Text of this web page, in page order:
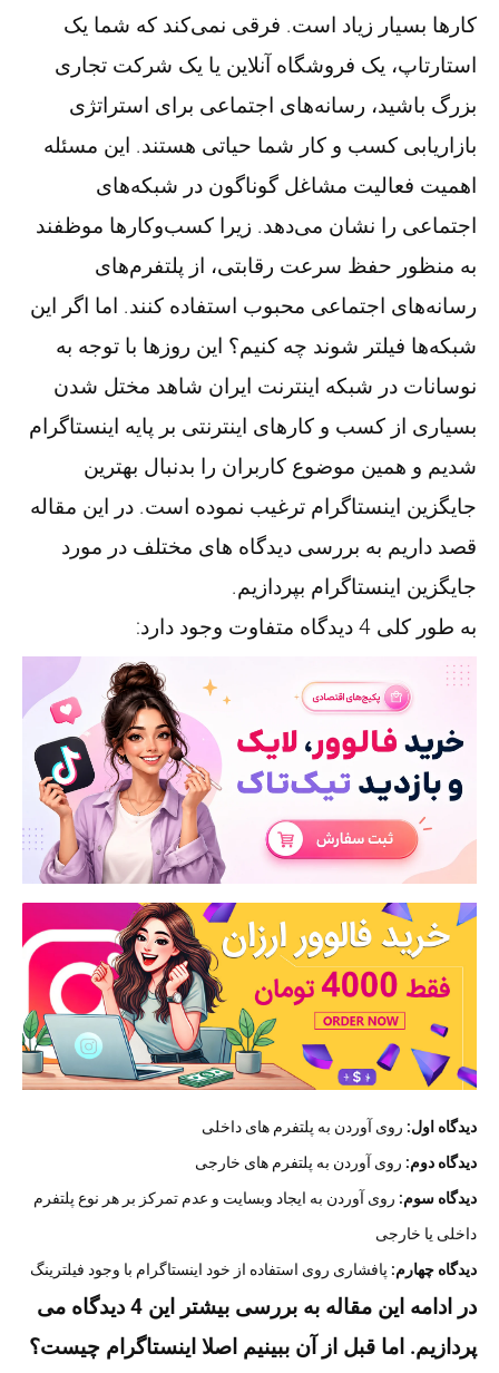
کارها بسیار زیاد است. فرقی نمی‌کند که شما یک
استارتاپ، یک فروشگاه آنلاین یا یک شرکت تجاری
بزرگ باشید، رسانه‌های اجتماعی برای استراتژی
بازاریابی کسب و کار شما حیاتی هستند. این مسئله
اهمیت فعالیت مشاغل گوناگون در شبکه‌های
اجتماعی را نشان می‌دهد. زیرا کسب‌وکارها موظفند
به منظور حفظ سرعت رقابتی، از پلتفرم‌های
رسانه‌های اجتماعی محبوب استفاده کنند. اما اگر این
شبکه‌ها فیلتر شوند چه کنیم؟ این روزها با توجه به
نوسانات در شبکه اینترنت ایران شاهد مختل شدن
بسیاری از کسب و کارهای اینترنتی بر پایه اینستاگرام
شدیم و همین موضوع کاربران را بدنبال بهترین
جایگزین اینستاگرام ترغیب نموده است. در این مقاله
قصد داریم به بررسی دیدگاه های مختلف در مورد
جایگزین اینستاگرام بپردازیم.
به طور کلی 4 دیدگاه متفاوت وجود دارد:
دیدگاه اول: روی آوردن به پلتفرم های داخلی
دیدگاه دوم: روی آوردن به پلتفرم های خارجی
دیدگاه سوم: روی آوردن به ایجاد وبسایت و عدم تمرکز بر هر نوع پلتفرم
داخلی یا خارجی
دیدگاه چهارم: پافشاری روی استفاده از خود اینستاگرام با وجود فیلترینگ
در ادامه این مقاله به بررسی بیشتر این 4 دیدگاه می
پردازیم. اما قبل از آن ببینیم اصلا اینستاگرام چیست؟